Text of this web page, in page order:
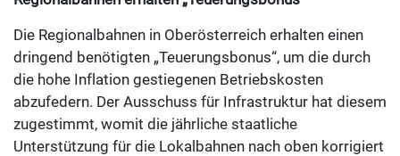
Die Regionalbahnen in Oberösterreich erhalten einen
dringend benötigten „Teuerungsbonus“, um die durch
die hohe Inflation gestiegenen Betriebskosten
abzufedern. Der Ausschuss für Infrastruktur hat diesem
zugestimmt, womit die jährliche staatliche
Unterstützung für die Lokalbahnen nach oben korrigiert